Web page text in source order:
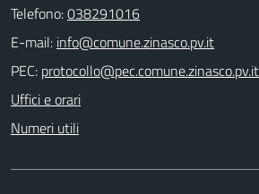
Telefono:038291016
E-mail:
PEC:
Uffici e orari
Numeri utili